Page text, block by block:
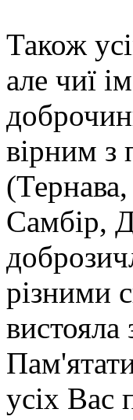
Також
але чиї
вірним з
Самбір,
різними
вистояла
усіх Вас